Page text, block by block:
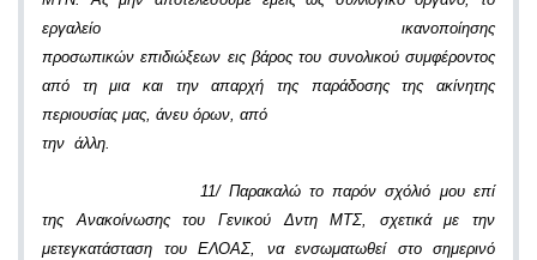
εργαλείο ικανοποίησης
προσωπικών επιδιώξεων εις βάρος του συνολικού συμφέροντος
από τη μια και την απαρχή της παράδοσης της ακίνητης
περιουσίας μας, άνευ όρων, από
την άλλη.
11/ Παρακαλώ το παρόν σχόλιό μου επί
της Ανακοίνωσης του Γενικού Δντη ΜΤΣ, σχετικά με την
μετεγκατάσταση του ΕΛΟΑΣ, να ενσωματωθεί στο σημερινό